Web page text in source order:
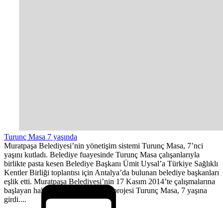
Turunç Masa 7 yaşında
Muratpaşa Belediyesi’nin yönetişim sistemi Turunç Masa, 7’nci
yaşını kutladı. Belediye fuayesinde Turunç Masa çalışanlarıyla
birlikte pasta kesen Belediye Başkanı Ümit Uysal’a Türkiye Sağlıklı
Kentler Birliği toplantısı için Antalya’da bulunan belediye başkanları
eşlik etti. Muratpaşa Belediyesi’nin 17 Kasım 2014’te çalışmalarına
başlayan halkla ilişkiler ve iletişim projesi Turunç Masa, 7 yaşına
girdi....